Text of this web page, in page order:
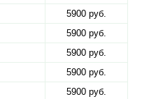
5900 руб.
5900 руб.
5900 руб.
5900 руб.
5900 руб.